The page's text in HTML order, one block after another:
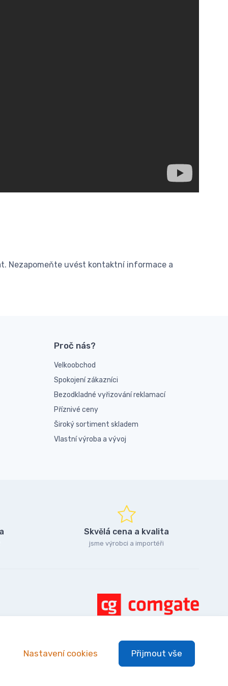
Nezapomeňte uvést kontaktní informace a
Proč nás?
Velkoobchod
Spokojení zákazníci
Bezodkladné vyřizování reklamací
Příznivé ceny
Široký sortiment skladem
Vlastní výroba a vývoj
Skvělá cena a kvalita
jsme výrobci a importéři
Nastavení cookies Přijmout vše